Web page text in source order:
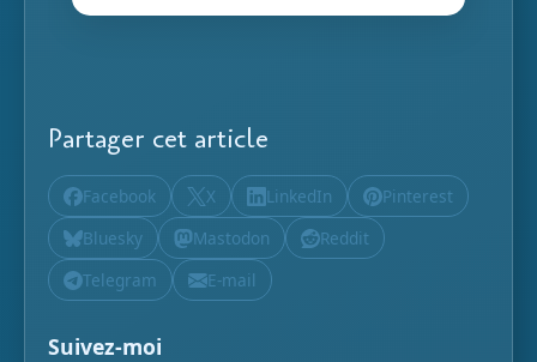
Partager cet article
Facebook X LinkedIn
Pinterest
Bluesky
Mastodon
Reddit
Telegram
E-mail
Suivez-moi